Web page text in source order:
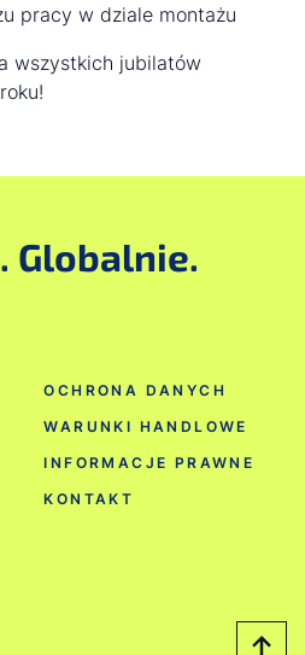
pracy w dziale montażu
wszystkich jubilatów
Globalnie.
OCHRONA DANYCH
WARUNKI HANDLOWE
INFORMACJE PRAWNE
KONTAKT